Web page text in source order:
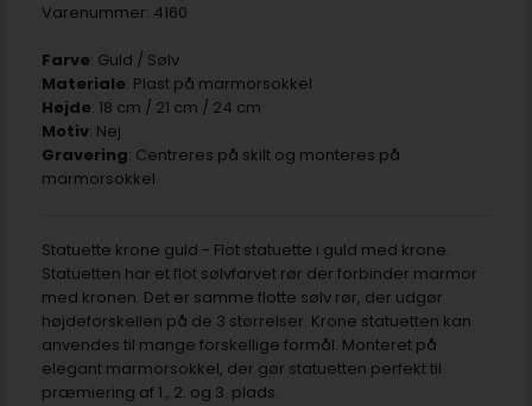
Varenummer: 4160
Farve: Guld / Sølv
Materiale: Plast på marmorsokkel
Højde: 18 cm / 21 cm / 24 cm
Motiv: Nej
Gravering: Centreres på skilt og monteres på
marmorsokkel
Statuette krone guld - Flot statuette i guld med krone.
Statuetten har et flot sølvfarvet rør der forbinder marmor
med kronen. Det er samme flotte sølv rør, der udgør
højdeforskellen på de 3 størrelser. Krone statuetten kan
anvendes til mange forskellige formål. Monteret på
elegant marmorsokkel, der gør statuetten perfekt til
præmiering af 1., 2. og 3. plads.